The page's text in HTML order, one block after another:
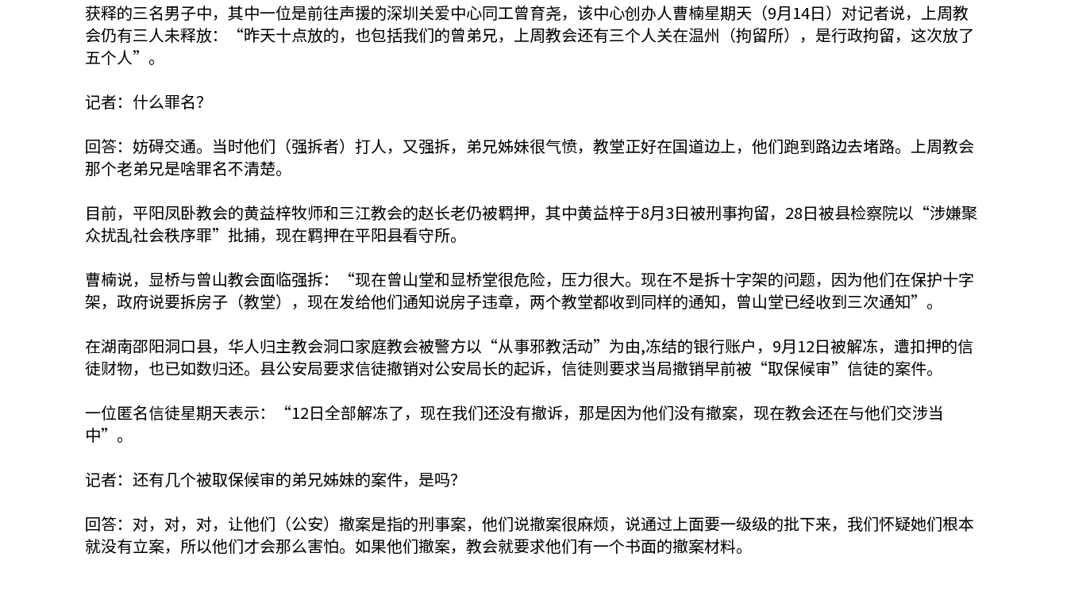
获释的三名男子中，其中一位是前往声援的深圳关爱中心同工曾育尧，该中心创办人曹楠星期天（9月14日）对记者说，上周教
会仍有三人未释放：“昨天十点放的，也包括我们的曾弟兄，上周教会还有三个人关在温州（拘留所），是行政拘留，这次放了
五个人”。
记者：什么罪名？
回答：妨碍交通。当时他们（强拆者）打人，又强拆，弟兄姊妹很气愤，教堂正好在国道边上，他们跑到路边去堵路。上周教会
那个老弟兄是啥罪名不清楚。
目前，平阳凤卧教会的黄益梓牧师和三江教会的赵长老仍被羁押，其中黄益梓于8月3日被刑事拘留，28日被县检察院以“涉嫌聚
众扰乱社会秩序罪”批捕，现在羁押在平阳县看守所。
曹楠说，显桥与曾山教会面临强拆：“现在曾山堂和显桥堂很危险，压力很大。现在不是拆十字架的问题，因为他们在保护十字
架，政府说要拆房子（教堂），现在发给他们通知说房子违章，两个教堂都收到同样的通知，曾山堂已经收到三次通知”。
在湖南邵阳洞口县，华人归主教会洞口家庭教会被警方以“从事邪教活动”为由,冻结的银行账户，9月12日被解冻，遭扣押的信
徒财物，也已如数归还。县公安局要求信徒撤销对公安局长的起诉，信徒则要求当局撤销早前被“取保候审”信徒的案件。
一位匿名信徒星期天表示：“12日全部解冻了，现在我们还没有撤诉，那是因为他们没有撤案，现在教会还在与他们交涉当
中”。
记者：还有几个被取保候审的弟兄姊妹的案件，是吗？
回答：对，对，对，让他们（公安）撤案是指的刑事案，他们说撤案很麻烦，说通过上面要一级级的批下来，我们怀疑她们根本
就没有立案，所以他们才会那么害怕。如果他们撤案，教会就要求他们有一个书面的撤案材料。